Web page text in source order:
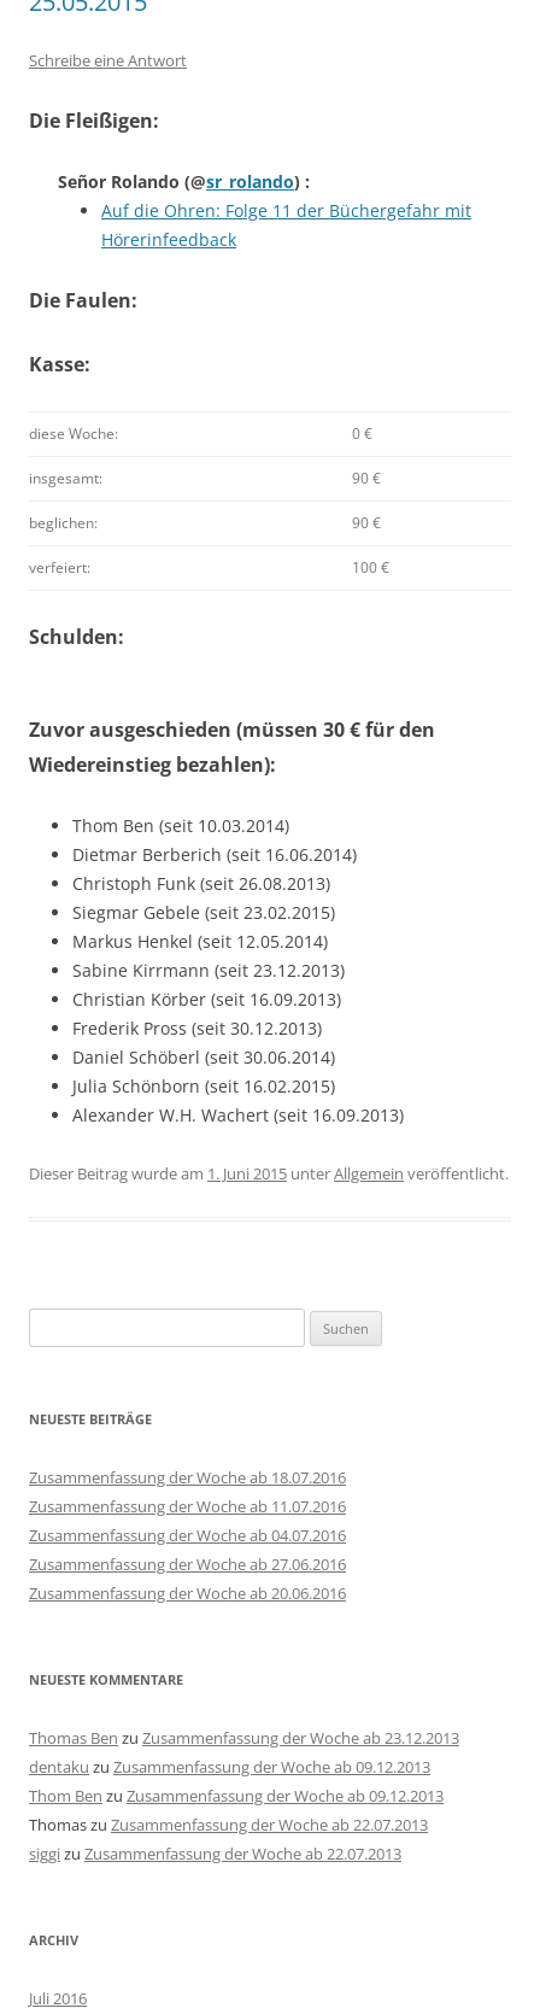
Schreibe eine Antwort
Die Fleißigen:
Señor Rolando (@sr_rolando) :
Auf die Ohren: Folge 11 der Büchergefahr mit
Hörerinfeedback
Die Faulen:
Kasse:
diese Woche: 0 €
insgesamt: 90 €
beglichen: 90 €
verfeiert: 100 €
Schulden:
Zuvor ausgeschieden (müssen 30 € für den
Wiedereinstieg bezahlen):
Thom Ben (seit 10.03.2014)
Dietmar Berberich (seit 16.06.2014)
Christoph Funk (seit 26.08.2013)
Siegmar Gebele (seit 23.02.2015)
Markus Henkel (seit 12.05.2014)
Sabine Kirrmann (seit 23.12.2013)
Christian Körber (seit 16.09.2013)
Frederik Pross (seit 30.12.2013)
Daniel Schöberl (seit 30.06.2014)
Julia Schönborn (seit 16.02.2015)
Alexander W.H. Wachert (seit 16.09.2013)
Dieser Beitrag wurde am 1. Juni 2015 unterAllgemein veröffentlicht.
nach:
NEUESTE BEITRÄGE
Zusammenfassung der Woche ab 18.07.2016
Zusammenfassung der Woche ab 11.07.2016
Zusammenfassung der Woche ab 04.07.2016
Zusammenfassung der Woche ab 27.06.2016
Zusammenfassung der Woche ab 20.06.2016
NEUESTE KOMMENTARE
Thomas Ben zu Zusammenfassung der Woche ab 23.12.2013
dentaku zu Zusammenfassung der Woche ab 09.12.2013
Thom Ben zu Zusammenfassung der Woche ab 09.12.2013
Thomaszu Zusammenfassung der Woche ab 22.07.2013
siggizu Zusammenfassung der Woche ab 22.07.2013
ARCHIV
Juli 2016